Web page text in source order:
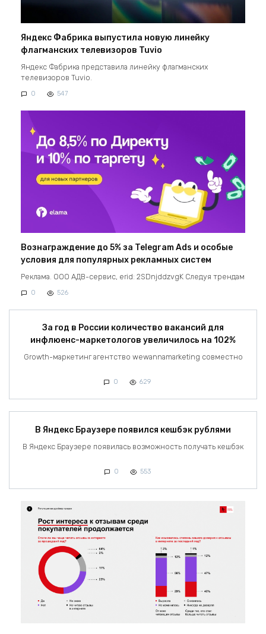
Яндекс Фабрика выпустила новую линейку
флагманских телевизоров Tuvio
Яндекс Фабрика представила линейку флагманских
телевизоров Tuvio.
0 547
Вознаграждение до 5% за Telegram Ads и особые
условия для популярных рекламных систем
Реклама. ООО АДВ-сервис, erid: 2SDnjddzvgK Следуя трендам
0 526
За год в России количество вакансий для
инфлюенс-маркетологов увеличилось на 102%
Growth-маркетинг агентство wewannamarketing совместно
0 629
В Яндекс Браузере появился кешбэк рублями
В Яндекс Браузере появилась возможность получать кешбэк
0 553